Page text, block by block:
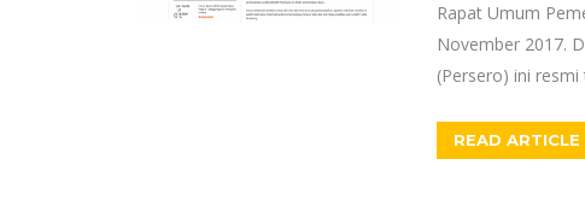
Rapat Umum
November 2017.
(Persero) ini
READ ARTICLE